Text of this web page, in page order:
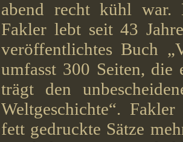
abend recht kühl war.
Fakler lebt seit 43
veröffentlichtes Buch
umfasst 300 Seiten, die
trägt den
Weltgeschichte“.
fett gedruck­te Sätze